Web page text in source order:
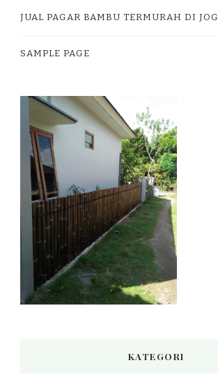
JUAL PAGAR BAMBU TERMURAH DI
SAMPLE PAGE
KATEGORI